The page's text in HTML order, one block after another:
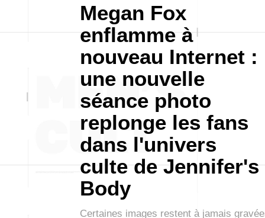
Megan Fox
enflamme à
nouveau Internet :
une nouvelle
séance photo
replonge les fans
dans l'univers
culte de Jennifer's
Body
Certaines images restent à jamais